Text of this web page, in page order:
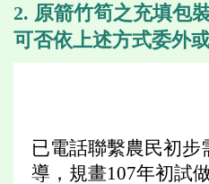
2. 原箭竹筍之充填包
可否依上述方式委外
已電話聯繫農民初
導，規畫107年初試做